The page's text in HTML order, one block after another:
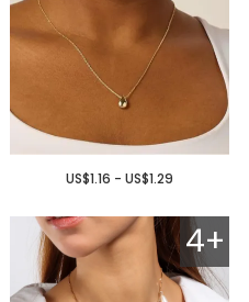
US$1.16 - US$1.29
4+